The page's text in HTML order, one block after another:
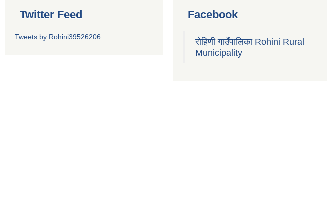
Twitter Feed
Tweets by Rohini39526206
Facebook
रोहिणी गाउँपालिका Rohini Rural
Municipality